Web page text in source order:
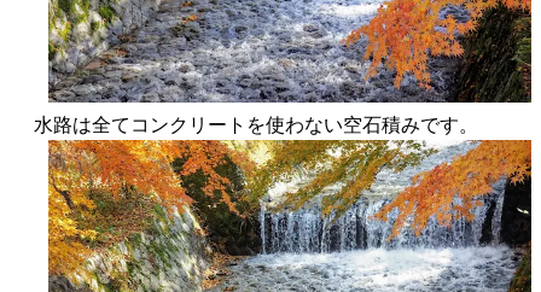
水路は全てコンクリートを使わない空石積みです。